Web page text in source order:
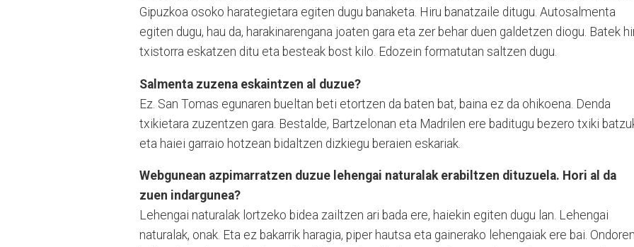
Gipuzkoa osoko harategietara egiten dugu banaketa. Hiru banatzaile ditugu. Autosalmenta
egiten dugu, hau da, harakinarengana joaten gara eta zer behar duen galdetzen diogu. Batek
txistorra eskatzen ditu eta besteak bost kilo. Edozein formatutan saltzen dugu.
Salmenta zuzena eskaintzen al duzue?
Ez. San Tomas egunaren bueltan beti etortzen da baten bat, baina ez da ohikoena. Denda
txikietara zuzentzen gara. Bestalde, Bartzelonan eta Madrilen ere baditugu bezero txiki
eta haiei garraio hotzean bidaltzen dizkiegu beraien eskariak.
Webgunean azpimarratzen duzue lehengai naturalak erabiltzen dituzuela. Hori al da
zuen indargunea?
Lehengai naturalak lortzeko bidea zailtzen ari bada ere, haiekin egiten dugu lan. Lehengai
naturalak, onak. Eta ez bakarrik haragia, piper hautsa eta gainerako lehengaiak ere bai.